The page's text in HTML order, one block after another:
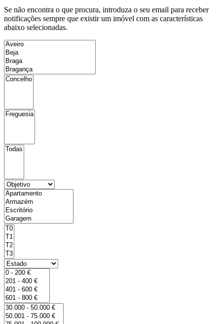
Se não encontra o que procura, introduza o seu email para receber
notificações sempre que existir um imóvel com as características
abaixo selecionadas.